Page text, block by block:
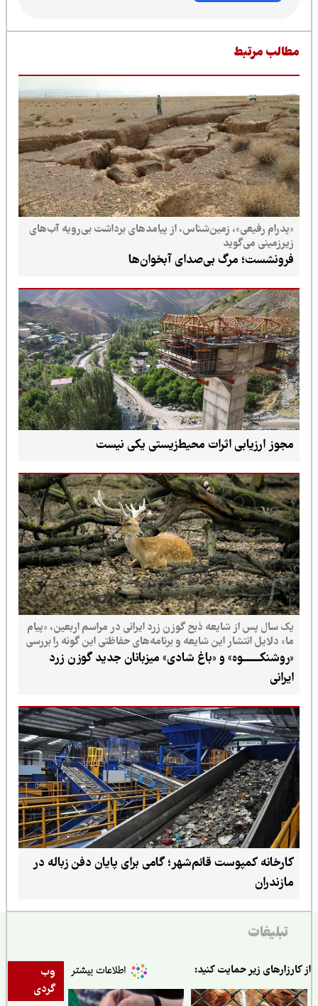
مرتبط
«پدرام رفیعی»، زمین‌شناس، از پیامدهای برداشت بی‌رویه آب‌های
زیرزمینی می‌گوید
فرونشست؛ مرگ بی‌صدای آبخوان‌ها
مجوز ارزیابی اثرات محیط‌زیستی یکی نیست
یک سال پس از شایعه ذبح گوزن زرد ایرانی در مراسم اربعین، «پیام
ما» دلایل انتشار این شایعه و برنامه‌های حفاظتی این گونه را بررسی
می‌کند
«روشنکــــــــوه» و «باغ شادی» میزبانان جدید گوزن زرد
ایرانی
کارخانه کمپوست قائم‌شهر؛ گامی برای پایان دفن زباله در
مازندران
تبلیغات
وب
گردی
زیر حمایت کنید: